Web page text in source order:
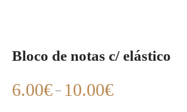
Bloco de notas c/ elástico
6.00€ – 10.00€Price